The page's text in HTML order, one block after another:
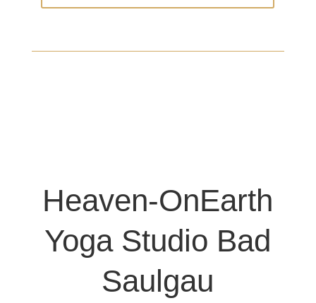
Heaven-OnEarth
Yoga Studio Bad
Saulgau